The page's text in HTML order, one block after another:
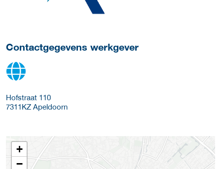
Contactgegevens werkgever
Hofstraat 110
7311KZ Apeldoorn
+
−